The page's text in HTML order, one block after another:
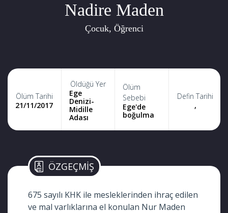
Nadire Maden
Çocuk, Öğrenci
Ölüm Tarihi
21/11/2017
Öldüğü Yer
Ege
Denizi-
Midille
Adası
Ölüm
Sebebi
Ege'de
boğulma
Defin Tarihi
,
ÖZGEÇMİŞ
675 sayılı KHK ile mesleklerinden ihraç edilen
ve mal varlıklarına el konulan Nur Maden